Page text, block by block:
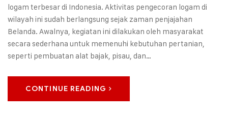
logam terbesar di Indonesia. Aktivitas pengecoran logam di
wilayah ini sudah berlangsung sejak zaman penjajahan
Belanda. Awalnya, kegiatan ini dilakukan oleh masyarakat
secara sederhana untuk memenuhi kebutuhan pertanian,
seperti pembuatan alat bajak, pisau, dan…
CONTINUE READING